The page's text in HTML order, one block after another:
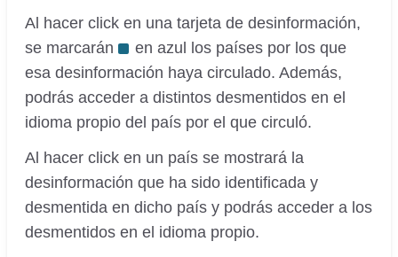
Al hacer click en una tarjeta de desinformación,
se marcarán
en azul los países por los que
esa desinformación haya circulado. Además,
podrás acceder a distintos desmentidos en el
idioma propio del país por el que circuló.
Al hacer click en un país se mostrará la
desinformación que ha sido identificada y
desmentida en dicho país y podrás acceder a los
desmentidos en el idioma propio.